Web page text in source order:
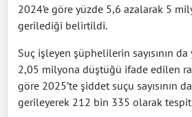
2024’e göre yüzde 5,6 azalarak 5
gerilediği belirtildi.
Suç işleyen şüphelilerin sayısının
2,05 milyona düştüğü ifade edilen
göre 2025’te şiddet suçu sayısının
gerileyerek 212 bin 335 olarak